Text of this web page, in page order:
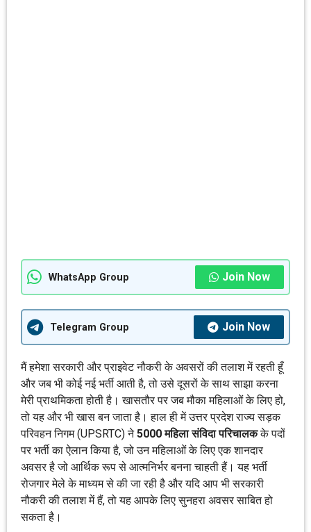
WhatsApp Group Join Now
Telegram Group Join Now
मैं हमेशा सरकारी और प्राइवेट नौकरी के अवसरों की तलाश में रहती हूँ
और जब भी कोई नई भर्ती आती है, तो उसे दूसरों के साथ साझा करना
मेरी प्राथमिकता होती है। खासतौर पर जब मौका महिलाओं के लिए हो,
तो यह और भी खास बन जाता है। हाल ही में उत्तर प्रदेश राज्य सड़क
परिवहन निगम (UPSRTC) ने5000 महिला संविदा परिचालकके पदों
पर भर्ती का ऐलान किया है, जो उन महिलाओं के लिए एक शानदार
अवसर है जो आर्थिक रूप से आत्मनिर्भर बनना चाहती हैं। यह भर्ती
रोजगार मेले के माध्यम से की जा रही है और यदि आप भी सरकारी
नौकरी की तलाश में हैं, तो यह आपके लिए सुनहरा अवसर साबित हो
सकता है।